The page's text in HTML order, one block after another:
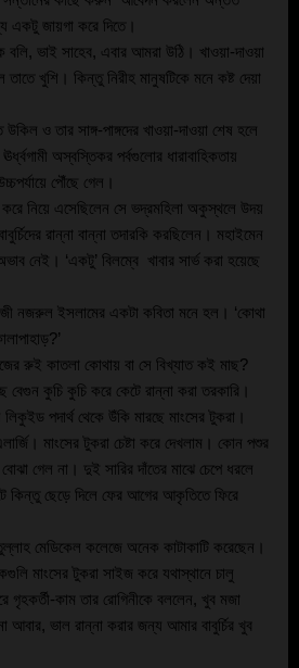
একটু জায়গা করে দিতে।
ভাই সাহেব, এবার আমরা উঠি। খাওয়া-দাওয়া
খুশি। কিন্তু নিরীহ মানুষটিকে মনে কষ্ট দেয়া
ও তার সাঙ্গ-পাঙ্গদের খাওয়া-দাওয়া শেষ হলে
পৌঁছে গেল।
করে নিয়ে এসেছিলেন সে ভদ্রমহিলা অকুস্থলে উদয়
রান্না বান্না তদারকি করছিলেন। মহাইমেন
বিলম্বে ‌ খাবার সার্ভ করা হয়েছে
নজরুল ইসলামের একটা কবিতা মনে হল। ‘কোথা
রুই কাতলা কোথায় বা সে বিখ্যাত কই মাছ?
বেগুন কুচি কুচি করে কেটে রান্না করা তরকারি।
পদার্থ থেকে উঁকি মারছে মাংসের টুকরা।
মাংসের টুকরা চেষ্টা করে দেখলাম। কোন পশুর
বোঝা গেল না। দুই সারির দাঁতের মাঝে চেপে ধরলে
কিন্তু ছেড়ে দিলে ফের আগের আকৃতিতে ফিরে
মেডিকেল কলেজে অনেক কাটাকাটি করেছেন।
মাংসের টুকরা সাইজ করে যথাস্থানে চালু
আবার, ভাল রান্না করার জন্য আমার বাবুর্চির খুব